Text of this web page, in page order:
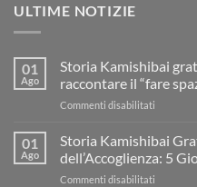
ULTIME NOTIZIE
01
Ago
Storia Kamishibai
raccontare il “fare
Commenti disabilitati
01
Ago
Storia Kamishibai
dell’Accoglienza: 5
Commenti disabilitati